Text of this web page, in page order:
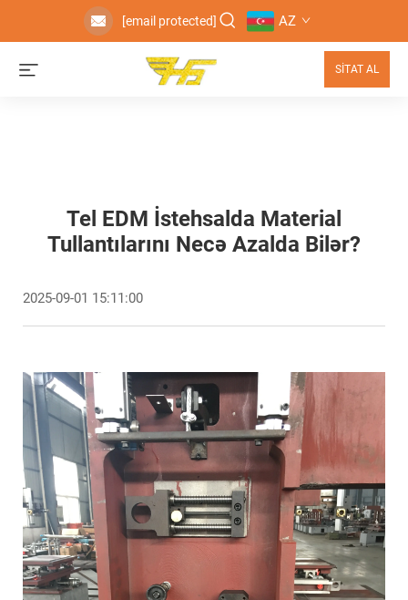
[email protected] AZ
SİTAT AL
Tel EDM İstehsalda Material
Tullantılarını Necə Azalda Bilər?
2025-09-01 15:11:00